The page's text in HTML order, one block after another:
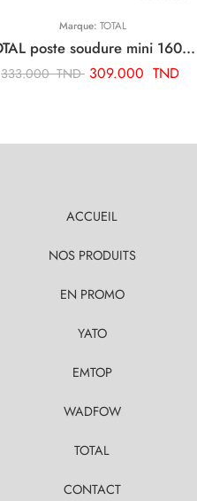
Marque: TOTAL
TOTAL poste soudure mini 160a TW216018
333.000TND 309.000 TND
ACCUEIL
NOS PRODUITS
EN PROMO
YATO
EMTOP
WADFOW
TOTAL
CONTACT